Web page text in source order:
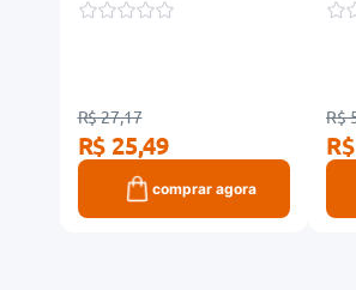
R$ 27,17
R$ 25,49
comprar agora
R$